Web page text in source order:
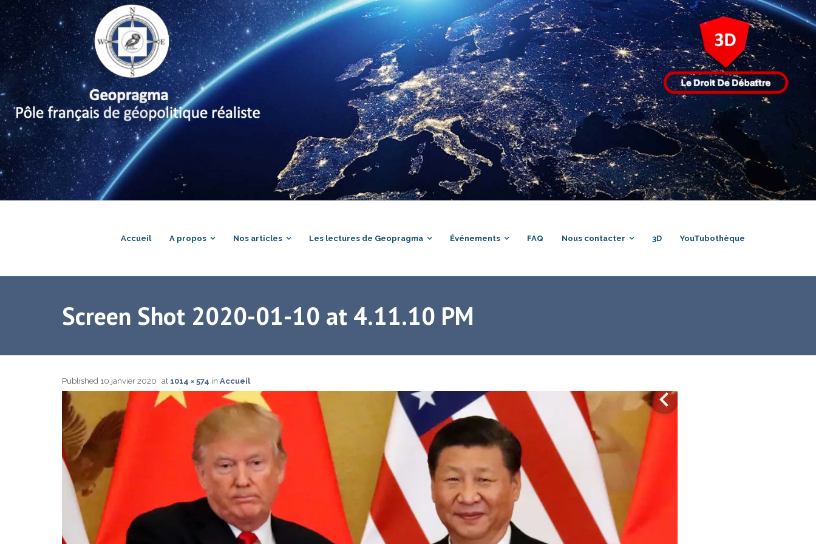
Accueil A propos Nos articles Les lectures de Geopragma Événements FAQ Nous contacter 3D YouTubothèque
Screen Shot 2020-01-10 at 4.11.10 PM
Published 10 janvier 2020 at 1014 × 574 in Accueil